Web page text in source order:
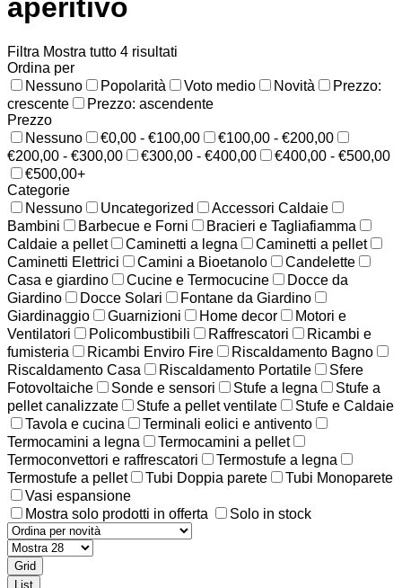
aperitivo
Filtra Mostra tutto 4 risultati
Ordina per
Nessuno
Popolarità Voto medio Novità
Prezzo:
crescente
Prezzo: ascendente
Prezzo
Nessuno
€0,00 - €100,00
€100,00 - €200,00
€200,00 - €300,00
€300,00 - €400,00
€400,00 - €500,00
€500,00+
Categorie
Nessuno
Uncategorized
Accessori Caldaie
Bambini
Barbecue e Forni
Bracieri e Tagliafiamma
Caldaie a pellet
Caminetti a legna
Caminetti a pellet
Caminetti Elettrici
Camini a Bioetanolo
Candelette
Casa e giardino
Cucine e Termocucine
Docce da
Giardino
Docce Solari
Fontane da Giardino
Giardinaggio
Guarnizioni Home decor
Motori e
Ventilatori
Policombustibili Raffrescatori
Ricambi e
fumisteria
Ricambi Enviro Fire
Riscaldamento Bagno
Riscaldamento Casa
Riscaldamento Portatile
Sfere
Fotovoltaiche
Sonde e sensori Stufe a legna
Stufe a
pellet canalizzate
Stufe a pellet ventilate
Stufe e Caldaie
Tavola e cucina
Terminali eolici e antivento
Termocamini a legna
Termocamini a pellet
Termoconvettori e raffrescatori
Termostufe a legna
Termostufe a pellet
Tubi Doppia parete
Tubi Monoparete
Vasi espansione
Mostra solo prodotti in offerta
Solo in stock
Grid
List